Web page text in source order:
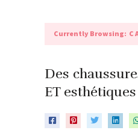
Currently Browsing:
Des
ET